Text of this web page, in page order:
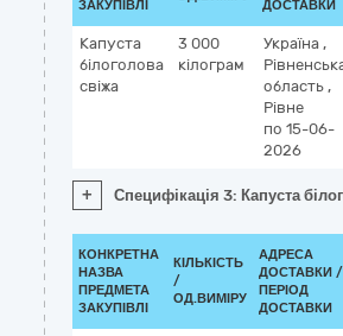
ЗАКУПІВЛІ
ДОСТАВКИ
Капуста
білоголова
свіжа
3 000
кілограм
Україна ,
область ,
Рівне
по 15-06-
2026
+ Специфікація 3: Капуста
КОНКРЕТНА
НАЗВА
ПРЕДМЕТА
ЗАКУПІВЛІ
КІЛЬКІСТЬ
/
ОД.ВИМІРУ
АДРЕСА
ДОСТАВКИ /
ПЕРІОД
ДОСТАВКИ